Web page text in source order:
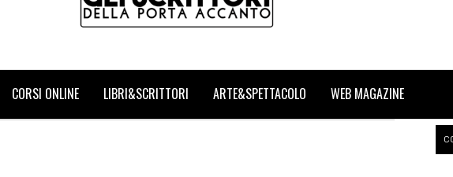
CORSI ONLINE LIBRI&SCRITTORI ARTE&SPETTACOLO WEB MAGAZINE